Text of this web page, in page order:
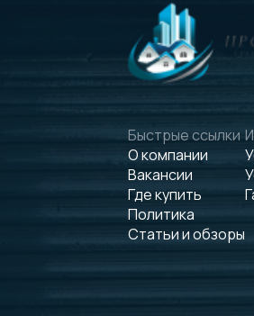
Быстрые ссылки
О компании
Вакансии
Где купить
Политика
Статьи и обзоры